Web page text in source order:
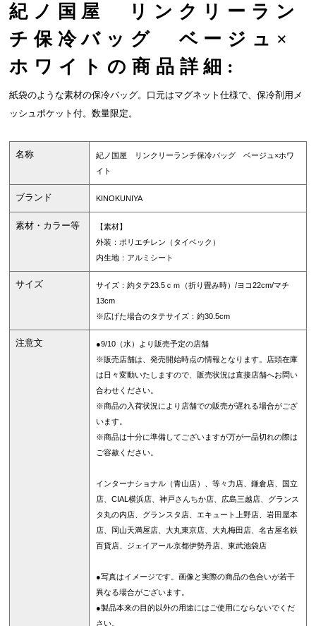
紀ノ国屋 リンクリーラン
チ保冷バッグ ベージュ×
ホワイトの商品詳細:
紙袋のような素材の保冷バッグ。口元はマグネット仕様で、保冷剤用メ
ッシュポケット付。数量限定。
名称
紀ノ国屋 リンクリーランチ保冷バッグ ベージュ×ホワ
イト
ブランド KINOKUNIYA
素材・カラー等
【素材】
外装：ポリエチレン（タイベック）
内生地：アルミシート
サイズ
サイズ：約タテ23.5ｃｍ（折り畳み時）/ヨコ22cm/マチ
13cm
※広げた場合のタテサイズ：約30.5cm
注意文
●9/10（水）より販売予定の店舗
※販売店舗は、発売開始時点の情報となります。店頭在庫
は日々変動いたしますので、販売状況は直接店舗へお問い
合わせください。
※商品の入荷状況により店舗での販売が遅れる場合がござ
います。
※商品は十分に準備してございますが万が一品切れの際は
ご容赦ください。
インターナショナル（青山店）、等々力店、鎌倉店、国立
店、CIAL横浜店、神戸さんちか店、広島三越店、グランス
タ丸の内店、グランスタ店、エキュート上野店、岩田屋本
店、岡山天満屋店、大丸東京店、大丸梅田店、名古屋名鉄
百貨店、ジェイアール京都伊勢丹店、東武池袋店
●写真はイメージです。画像と実際の商品の色合いが若干
異なる場合がございます。
●製品本来の目的以外の用途にはご使用にならないでくだ
さい。